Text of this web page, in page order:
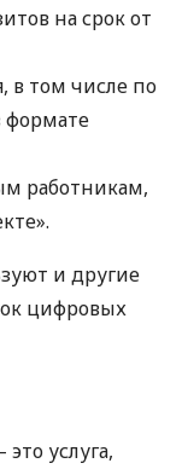
на срок от
в том числе по
формате
работникам,
и другие
цифровых
услуга,